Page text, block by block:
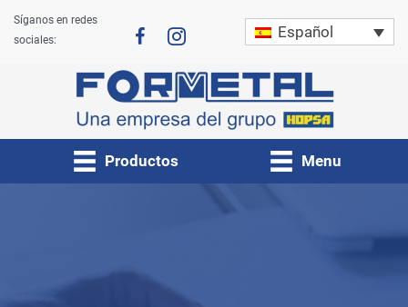
Síganos en redes
sociales:
Español
Productos Menu